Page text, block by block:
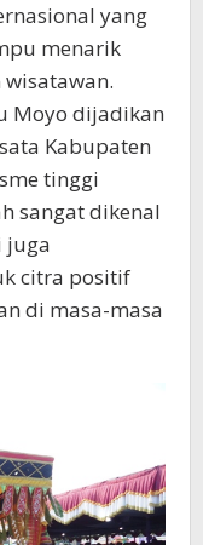
yang
menarik
Moyo dijadikan
Kabupaten
tinggi
sangat dikenal
juga
citra positif
di masa-masa